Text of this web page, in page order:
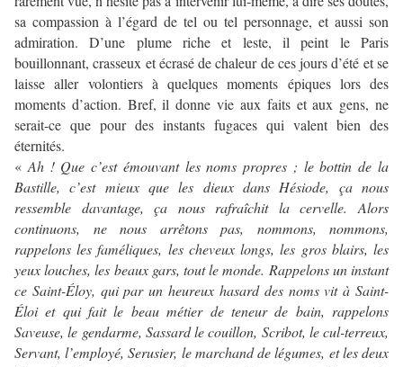
sa compassion à l’égard de tel ou tel personnage, et aussi son
admiration. D’une plume riche et leste, il peint le Paris
bouillonnant, crasseux et écrasé de chaleur de ces jours d’été et se
laisse aller volontiers à quelques moments épiques lors des
moments d’action. Bref, il donne vie aux faits et aux gens, ne
serait-ce que pour des instants fugaces qui valent bien des
éternités.
« Ah ! Que c’est émouvant les noms propres ; le bottin de la
Bastille, c’est mieux que les dieux dans Hésiode, ça nous
ressemble davantage, ça nous rafraîchit la cervelle. Alors
continuons, ne nous arrêtons pas, nommons, nommons,
rappelons les faméliques, les cheveux longs, les gros blairs, les
yeux louches, les beaux gars, tout le monde. Rappelons un instant
ce Saint-Éloy, qui par un heureux hasard des noms vit à Saint-
Éloi et qui fait le beau métier de teneur de bain, rappelons
Saveuse, le gendarme, Sassard le couillon, Scribot, le cul-terreux,
Servant, l’employé, Serusier, le marchand de légumes, et les deux